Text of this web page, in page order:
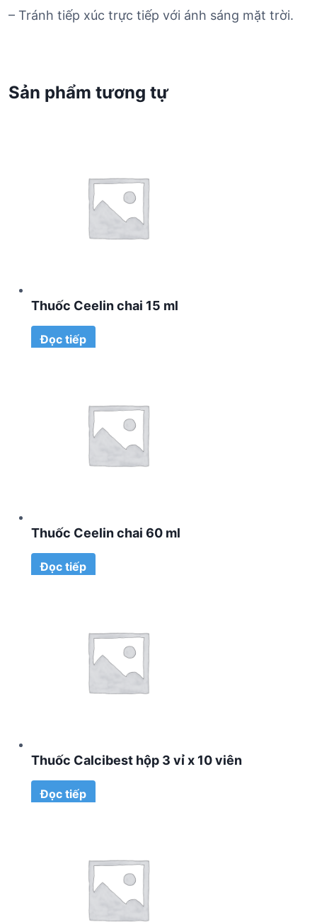
– Tránh tiếp xúc trực tiếp với ánh sáng mặt trời.
Sản phẩm tương tự
Thuốc Ceelin chai 15 ml
Đọc tiếp
Thuốc Ceelin chai 60 ml
Đọc tiếp
Thuốc Calcibest hộp 3 vỉ x 10 viên
Đọc tiếp